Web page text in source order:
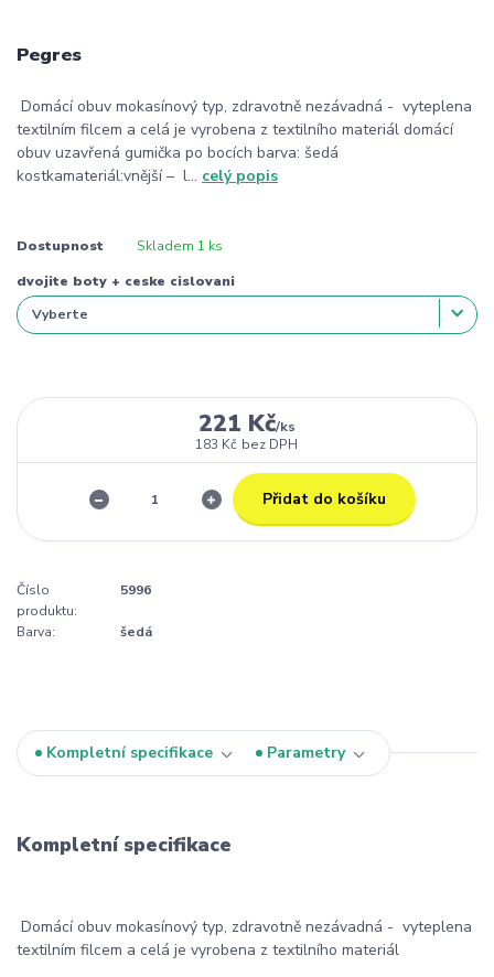
Pegres
Domácí obuv mokasínový typ, zdravotně nezávadná - vyteplena
textilním filcem a celá je vyrobena z textilního materiál domácí
obuv uzavřená gumička po bocích barva: šedá
kostkamateriál:vnější – l... celý popis
Dostupnost Skladem 1 ks
dvojite boty + ceske cislovani
221 Kč/ks
183 Kč bez DPH
Přidat do košíku
Číslo
produktu:
5996
Barva: šedá
Kompletní specifikace Parametry
Kompletní specifikace
Domácí obuv mokasínový typ, zdravotně nezávadná - vyteplena
textilním filcem a celá je vyrobena z textilního materiál